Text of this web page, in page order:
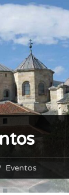
Eventos